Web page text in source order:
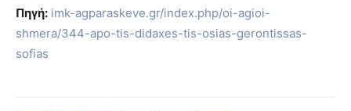
Πηγή: imk-agparaskeve.gr/index.php/oi-agioi-
shmera/344-apo-tis-didaxes-tis-osias-gerontissas-
sofias